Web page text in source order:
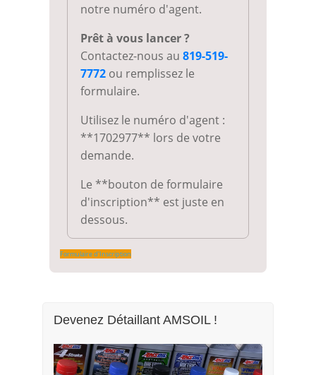
notre numéro d'agent.
Prêt à vous lancer ?
Contactez-nous au 819-519-
7772ou remplissez le
formulaire.
Utilisez le numéro d'agent :
**1702977** lors de votre
demande.
Le **bouton de formulaire
d'inscription** est juste en
dessous.
Formulaire d'Inscription
Devenez Détaillant AMSOIL !